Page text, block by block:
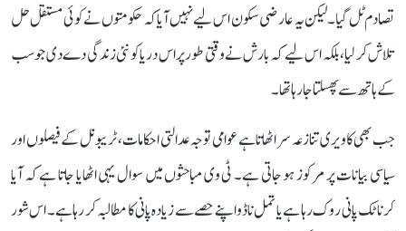
تصادم ٹل گیا۔ لیکن یہ عارضی سکون اس لیے نہیں آیا کہ حکومتوں نے کوئی مستقل حل
تلاش کر لیا، بلکہ اس لیے کہ بارش نے وقتی طور پر اس دریا کو نئی زندگی دے دی جو سب
کے ہاتھ سے پھسلتا جا رہا تھا۔
جب بھی کاویری تنازعہ سر اٹھاتا ہے عوامی توجہ عدالتی احکامات، ٹریبونل کے فیصلوں اور
سیاسی بیانات پر مرکوز ہو جاتی ہے۔ ٹی وی مباحثوں میں سوال یہی اٹھایا جاتا ہے کہ آیا
کرناٹک پانی روک رہا ہے یا تمل ناڈو اپنے حصے سے زیادہ پانی کا مطالبہ کر رہا ہے۔ اس شور